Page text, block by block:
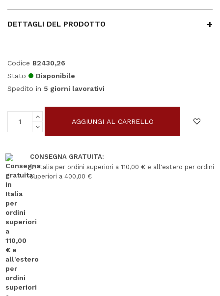
DETTAGLI DEL PRODOTTO
Codice B2430,26
Stato
Disponibile
Spedito in 5 giorni lavorativi
AGGIUNGI AL CARRELLO
CONSEGNA GRATUITA:
In Italia per ordini superiori a 110,00 € e all'estero per ordini
superiori a 400,00 €